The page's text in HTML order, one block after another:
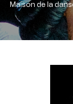
Maison de la